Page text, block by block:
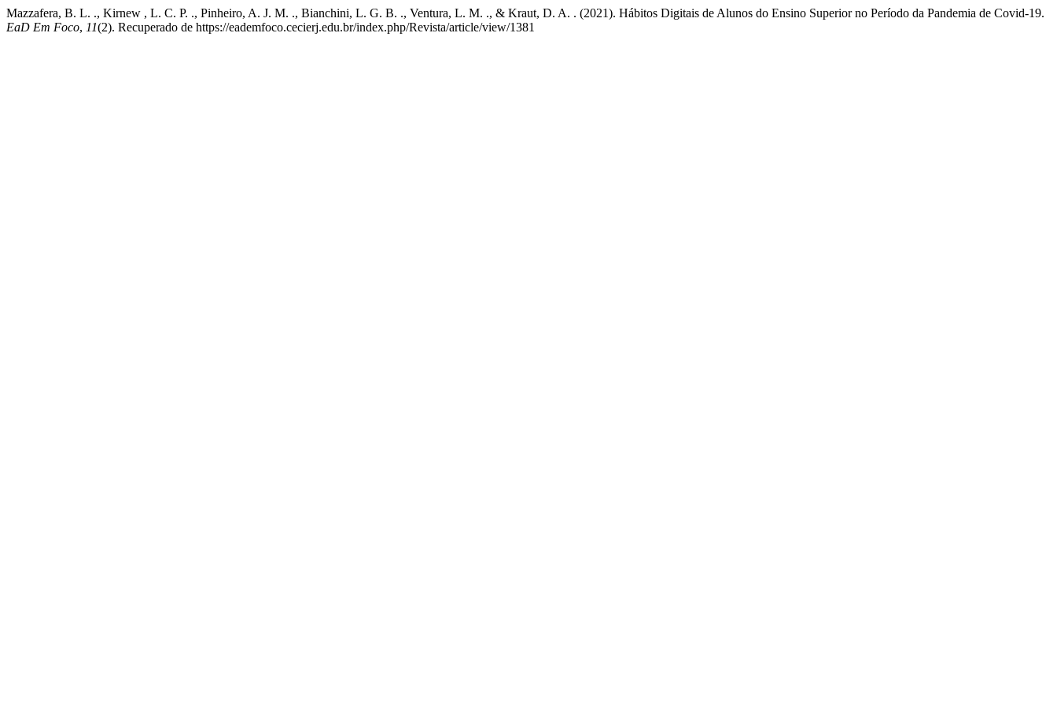
Mazzafera, B. L. ., Kirnew , L. C. P. ., Pinheiro, A. J. M. ., Bianchini, L. G. B. ., Ventura, L. M. ., & Kraut, D. A. . (2021). Hábitos Digitais de Alunos do Ensino Superior no Período da Pandemia de Covid-19.
EaD Em Foco, 11(2). Recuperado de https://eademfoco.cecierj.edu.br/index.php/Revista/article/view/1381